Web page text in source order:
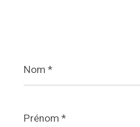
*
*